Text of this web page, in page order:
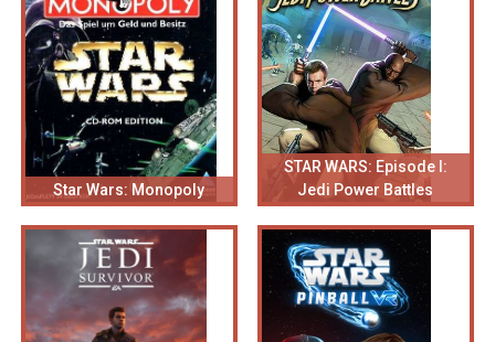
Star Wars: Monopoly
STAR WARS: Episode I:
Jedi Power Battles